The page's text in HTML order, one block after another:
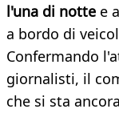
l'una di notte e
a bordo di
Confermando
giornalisti, il
che si sta